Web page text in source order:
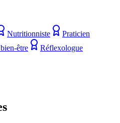
Nutritionniste
Praticien
être
Réflexologue